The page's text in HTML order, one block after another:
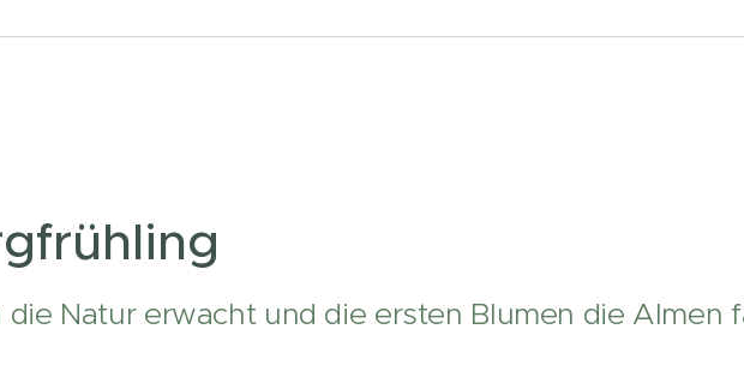
die Natur erwacht und die ersten Blumen die Almen